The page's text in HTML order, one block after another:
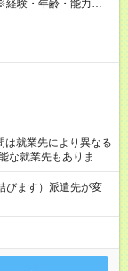
験・年齢・能力等を
就業先により異なる
くるべく、 働き方
びます）派遣先が変